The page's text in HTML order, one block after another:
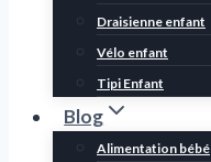
Draisienne enfant
Vélo enfant
Tipi Enfant
Blog
Alimentation bébé